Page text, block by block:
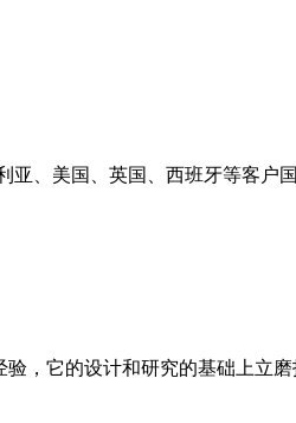
亚、美国、英国、西班牙等客
，它的设计和研究的基础上立